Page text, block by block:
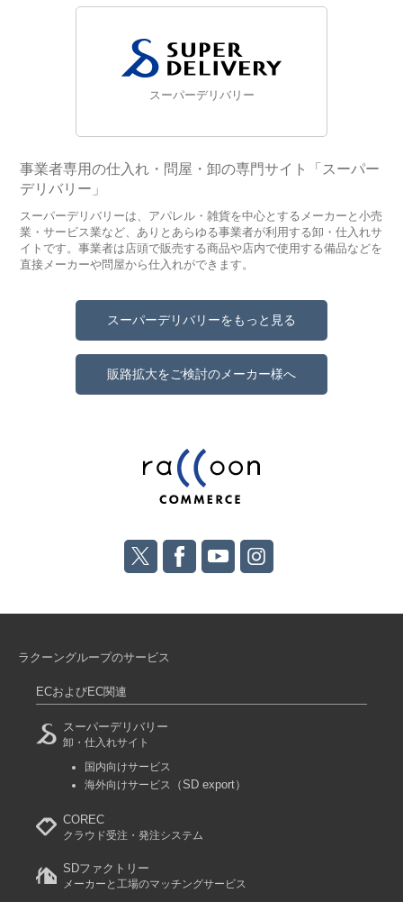
スーパーデリバリー
事業者専用の仕入れ・問屋・卸の専門サイト「スーパー
デリバリー」
スーパーデリバリーは、アパレル・雑貨を中心とするメーカーと小売
業・サービス業など、ありとあらゆる事業者が利用する卸・仕入れサ
イトです。事業者は店頭で販売する商品や店内で使用する備品などを
直接メーカーや問屋から仕入れができます。
スーパーデリバリーをもっと見る
販路拡大をご検討のメーカー様へ
ラクーングループのサービス
ECおよびEC関連
スーパーデリバリー
卸・仕入れサイト
国内向けサービス
海外向けサービス
（SD export）
COREC
クラウド受注・発注システム
SDファクトリー
メーカーと工場のマッチングサービス